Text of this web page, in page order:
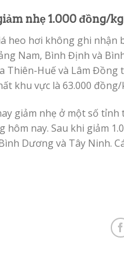
nhẹ 1.000 đồng/kg
heo hơi không ghi
Nam, Bình Định và
Thiên-Huế và Lâm
khu vực là 63.000 đồng/
giảm nhẹ ở một số
nay. Sau khi giảm
Dương và Tây Ninh.